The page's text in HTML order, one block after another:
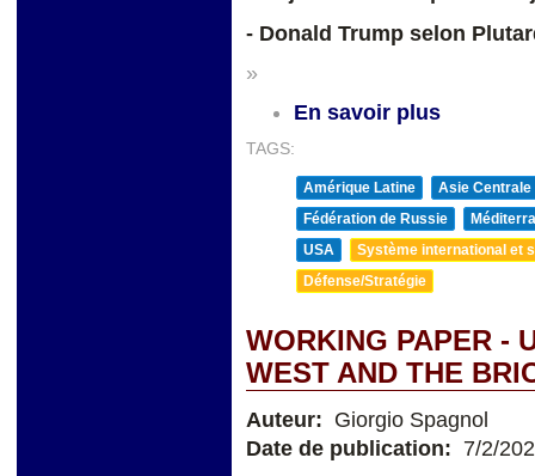
- Donald Trump selon
»
En savoir plus
TAGS:
Amérique Latine
Asie Centrale
Fédération de Russie
USA
Système international et
Défense/Stratégie
WORKING PAPER -
WEST AND THE
Auteur: Giorgio Spagnol
Date de publication: 7/2/